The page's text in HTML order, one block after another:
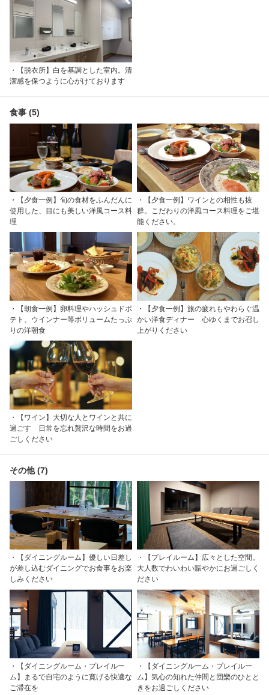
・【脱衣所】白を基調とした室内。清
潔感を保つように心がけております
食事 (5)
・【夕食一例】旬の食材をふんだんに
使用した、目にも美しい洋風コース料
理
・【夕食一例】ワインとの相性も抜
群。こだわりの洋風コース料理をご堪
能ください。
・【朝食一例】卵料理やハッシュドポ
テト、ウインナー等ボリュームたっぷ
りの洋朝食
・【夕食一例】旅の疲れもやわらぐ温
かい洋食ディナー 心ゆくまでお召し
上がりください
・【ワイン】大切な人とワインと共に
過ごす 日常を忘れ贅沢な時間をお過
ごしください
その他 (7)
・【ダイニングルーム】優しい日差し
が差し込むダイニングでお食事をお楽
しみください
・【プレイルーム】広々とした空間。
大人数でわいわい賑やかにお過ごしく
ださい
・【ダイニングルーム・プレイルー
ム】まるで自宅のように寛げる快適な
ご滞在を
・【ダイニングルーム・プレイルー
ム】気心の知れた仲間と団欒のひとと
きをお過ごしください